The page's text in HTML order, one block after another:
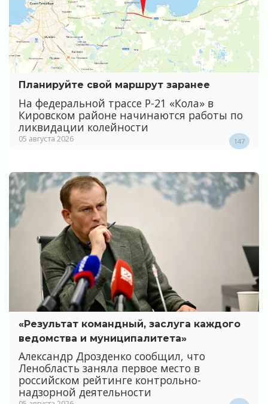
Планируйте свой маршрут заранее
На федеральной трассе Р-21 «Кола» в
Кировском районе начинаются работы по
ликвидации колейности
05 августа 2026 147
«Результат командный, заслуга каждого
ведомства и муниципалитета»
Александр Дрозденко сообщил, что
Ленобласть заняла первое место в
российском рейтинге контрольно-
надзорной деятельности